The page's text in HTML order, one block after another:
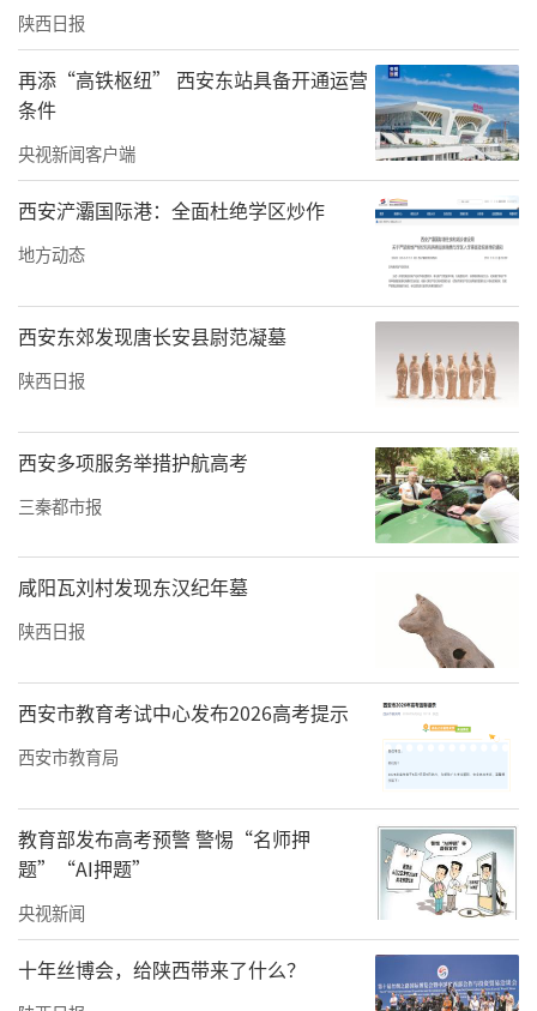
班《蚂蚁王国》、大七班《皇帝的新装》、中
四班《神奇糖果之猪村冒险》、中一班《老鼠
嫁女》、大三班《聪明的阿凡提》依次登台，
孩子们化身绘本角色，用灵动的表演还原经典
童话，将绘本里的奇趣世界搬到舞台；第二篇
章：童心守护·绿色同行，中三班《谁动了我
的绿色》以绘本演绎传递环保理念，在童趣表
演中种下爱护自然的种子；第三篇章：经典传
承·古韵新声汇集传统文化与红色剧目，中五
班《从前有个筋斗云》、大二班《哪吒闹
班《曾子杀猪》、大一班《空城计》、大五班
《王二小》精彩亮相，神话典故、国学寓言、
红色故事同台呈现，让幼儿在角色扮演中感悟
中华传统文化与红色精神。小演员们自信登
台、认真演绎，台下喝彩掌声接连不断。
书香润童心，剧演伴成长。本次活动以多阶段
分层阅读夯实学习根基，以13处静态展览复盘
精读绘本课程与剧目筹备成效，以舞台绘本剧
活化绘本内容，既圆满收官本届阅读月，又为
孩子们献上别致的六一礼物。今后幼儿园将持
续深耕书香校园建设，坚持以绘本阅读、戏剧
表演为载体，让阅读陪伴幼儿岁岁成长。
————————————————
陕西日报
再添“高铁枢纽” 西安东站具备开通运营
条件
央视新闻客户端
西安浐灞国际港：全面杜绝学区炒作
地方动态
西安东郊发现唐长安县尉范凝墓
陕西日报
西安多项服务举措护航高考
三秦都市报
咸阳瓦刘村发现东汉纪年墓
陕西日报
西安市教育考试中心发布2026高考提示
西安市教育局
教育部发布高考预警 警惕“名师押
题”“AI押题”
央视新闻
十年丝博会，给陕西带来了什么？